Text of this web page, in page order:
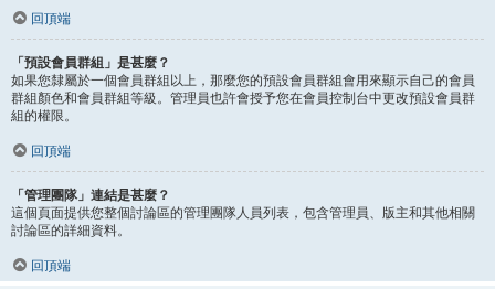
回頂端
「預設會員群組」是甚麼？
如果您隸屬於一個會員群組以上，那麼您的預設會員群組會用來顯示自己的會員
群組顏色和會員群組等級。管理員也許會授予您在會員控制台中更改預設會員群
組的權限。
回頂端
「管理團隊」連結是甚麼？
這個頁面提供您整個討論區的管理團隊人員列表，包含管理員、版主和其他相關
討論區的詳細資料。
回頂端